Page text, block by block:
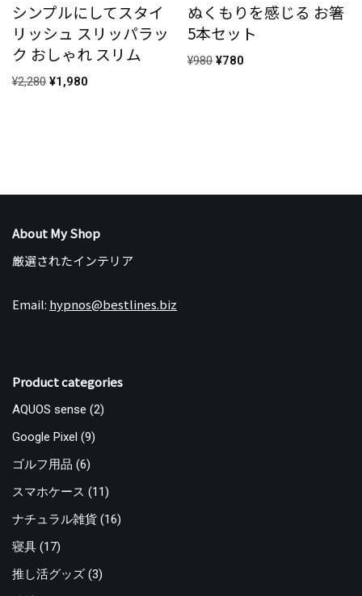
シンプルにしてスタイ
リッシュ スリッパラッ
ク おしゃれ スリム
¥2,280 ¥1,980
ぬくもりを感じる お箸
5本セット
¥980 ¥780
About My Shop
厳選されたインテリア
Email: hypnos@bestlines.biz
Product categories
AQUOS sense (2)
Google Pixel (9)
ゴルフ用品 (6)
スマホケース (11)
ナチュラル雑貨 (16)
寝具 (17)
推し活グッズ (3)